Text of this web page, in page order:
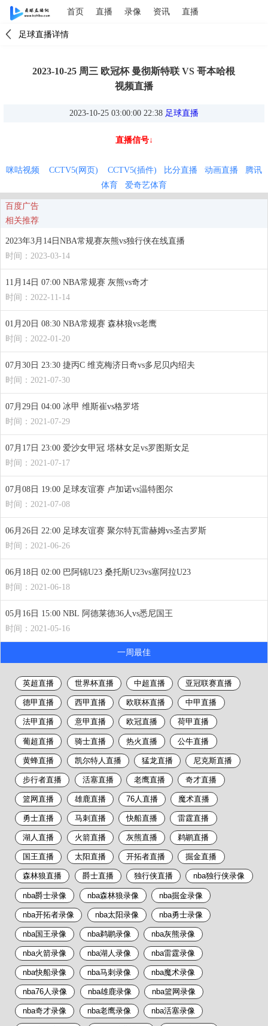
首页 直播 录像 资讯 直播
足球直播详情
2023-10-25 周三 欧冠杯 曼彻斯特联 VS 哥本哈根
视频直播
2023-10-25 03:00:00 22:38 足球直播
直播信号↓
咪咕视频 CCTV5(网页) CCTV5(插件) 比分直播 动画直播
腾讯
体育
爱奇艺体育
百度广告
相关推荐
2023年3月14日NBA常规赛灰熊vs独行侠在线直播
时间：2023-03-14
11月14日 07:00 NBA常规赛 灰熊vs奇才
时间：2022-11-14
01月20日 08:30 NBA常规赛 森林狼vs老鹰
时间：2022-01-20
07月30日 23:30 捷丙C 维克梅济日奇vs多尼贝内绍夫
时间：2021-07-30
07月29日 04:00 冰甲 维斯崔vs格罗塔
时间：2021-07-29
07月17日 23:00 爱沙女甲冠 塔林女足vs罗图斯女足
时间：2021-07-17
07月08日 19:00 足球友谊赛 卢加诺vs温特图尔
时间：2021-07-08
06月26日 22:00 足球友谊赛 聚尔特瓦雷赫姆vs圣吉罗斯
时间：2021-06-26
06月18日 02:00 巴阿锦U23 桑托斯U23vs塞阿拉U23
时间：2021-06-18
05月16日 15:00 NBL 阿德莱德36人vs悉尼国王
时间：2021-05-16
一周最佳
英超直播 世界杯直播 中超直播 亚冠联赛直播
德甲直播 西甲直播 欧联杯直播 中甲直播
法甲直播 意甲直播 欧冠直播 荷甲直播
葡超直播 骑士直播 热火直播 公牛直播
黄蜂直播 凯尔特人直播 猛龙直播 尼克斯直播
步行者直播 活塞直播 老鹰直播 奇才直播
篮网直播 雄鹿直播 76人直播 魔术直播
勇士直播 马刺直播 快船直播 雷霆直播
湖人直播 火箭直播 灰熊直播 鹈鹕直播
国王直播 太阳直播 开拓者直播 掘金直播
森林狼直播 爵士直播 独行侠直播 nba独行侠录像
nba爵士录像 nba森林狼录像 nba掘金录像
nba开拓者录像 nba太阳录像 nba勇士录像
nba国王录像 nba鹈鹕录像 nba灰熊录像
nba火箭录像 nba湖人录像 nba雷霆录像
nba快船录像 nba马刺录像 nba魔术录像
nba76人录像 nba雄鹿录像 nba篮网录像
nba奇才录像 nba老鹰录像 nba活塞录像